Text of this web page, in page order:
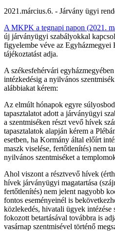
2021.március.6. - Járvány ügyi
A MKPK a tegnapi napon (2021.
új járványügyi szabályokkal
figyelembe véve az Egyházmegyei
tájékoztatást adja.
A székesfehérvári
intézkedésig a nyilvános
alábbiakat kérem:
Az elmúlt hónapok egyre
tapasztalatot adott a járványügyi
a szentmiséken részt vevő hívek
tapasztalatok alapján kérem a
esetben, ha Kormány által előírt
maszk viselése, fertőtlenítés) nem
nyilvános szentmiséket a
Ahol viszont a résztvevő hívek
hívek járványügyi magatartása
fertőtlenítés) nem jelent nagyobb
fontos eseményeinél is
közlekedés, hivatali ügyek intézése
fokozott betartásával továbbra is
vasárnap szentmisével történő